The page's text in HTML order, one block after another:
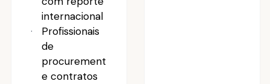
internacional
Profissionais
de
procurement
e contratos